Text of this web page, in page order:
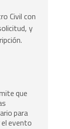
Civil con
y
que
para
evento